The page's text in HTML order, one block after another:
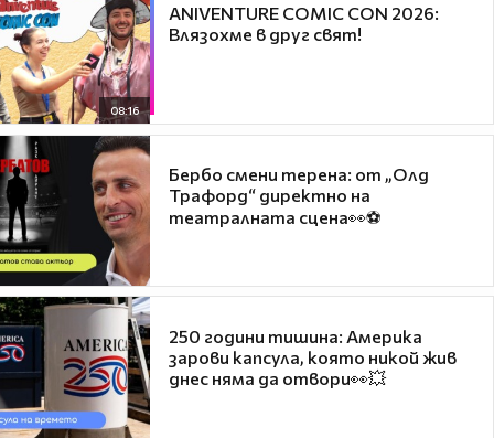
08:16
ANIVENTURE COMIC CON 2026:
Влязохме в друг свят!
Бербо смени терена: от „Олд
Трафорд“ директно на
театралната сцена👀⚽
250 години тишина: Америка
зарови капсула, която никой жив
днес няма да отвори👀💥